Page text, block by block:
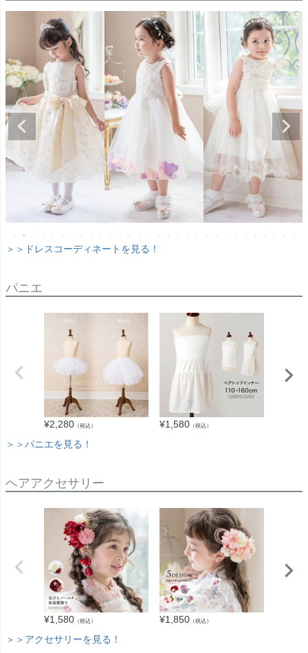
＞＞ドレスコーディネートを見る！
パニエ
¥2,280 （税込） ¥1,580 （税込）
＞＞パニエを見る！
ヘアアクセサリー
¥1,580 （税込） ¥1,850 （税込）
＞＞アクセサリーを見る！